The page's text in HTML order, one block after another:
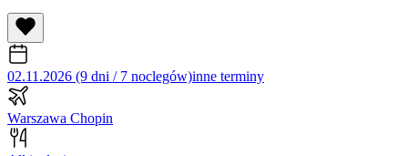
02.11.2026 (9 dni / 7 noclegów)inne terminy
Warszawa Chopin